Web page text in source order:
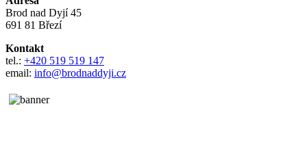
Brod nad Dyjí 45
691 81 Březí
Kontakt
tel.: +420 519 519 147
email: info@brodnaddyji.cz